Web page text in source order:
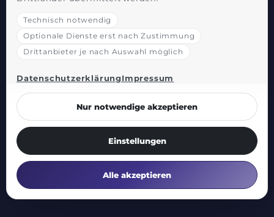
Technisch notwendig
Optionale Dienste erst nach Zustimmung
Drittanbieter je nach Auswahl möglich
DatenschutzerklärungImpressum
Nur notwendige akzeptieren
Einstellungen
Alle akzeptieren